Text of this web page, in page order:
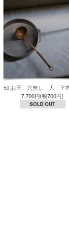
50,お玉、穴無し 大 下
7,700円(税700円)
SOLD OUT